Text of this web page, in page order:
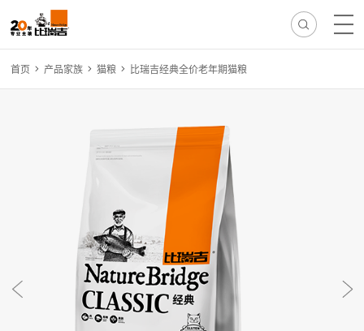
热门搜索: 无谷 冻干 离乳 免疫 减肥 毛球 骨骼
首页 产品家族 猫粮 比瑞吉经典全价老年期猫粮